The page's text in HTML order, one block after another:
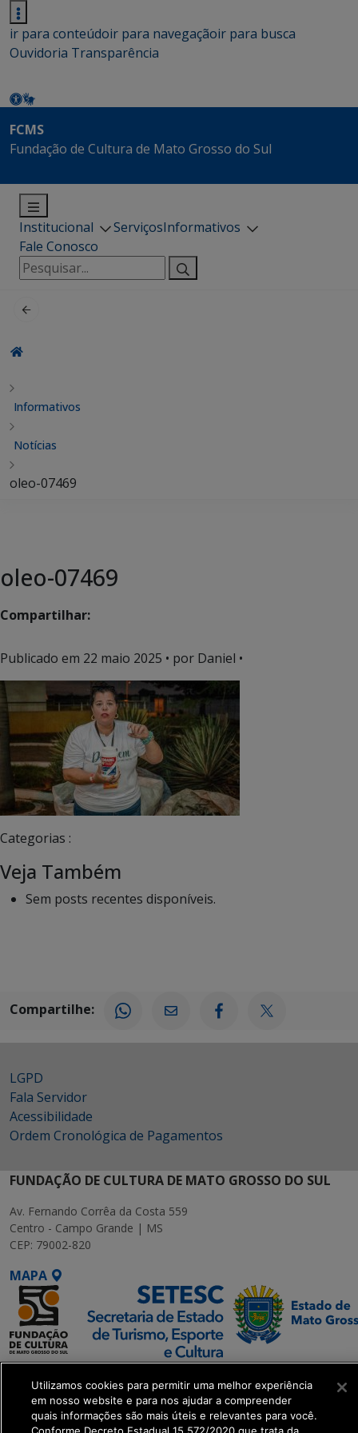
ir para conteúdoir para navegaçãoir para busca
Ouvidoria Transparência
FCMS
Fundação de Cultura de Mato Grosso do Sul
Institucional ServiçosInformativos
Fale Conosco
Pesquisar
por:
Informativos
Notícias
oleo-07469
oleo-07469
Compartilhar:
Publicado em 22 maio 2025 • por Daniel •
Categorias :
Veja Também
Sem posts recentes disponíveis.
Compartilhe:
LGPD
Fala Servidor
Acessibilidade
Ordem Cronológica de Pagamentos
FUNDAÇÃO DE CULTURA DE MATO GROSSO DO SUL
Av. Fernando Corrêa da Costa 559
Centro - Campo Grande | MS
CEP: 79002-820
MAPA
SETDIG | Secretaria-
Executiva de
Transformação Digital
Utilizamos cookies para permitir uma melhor experiência
em nosso website e para nos ajudar a compreender
quais informações são mais úteis e relevantes para você.